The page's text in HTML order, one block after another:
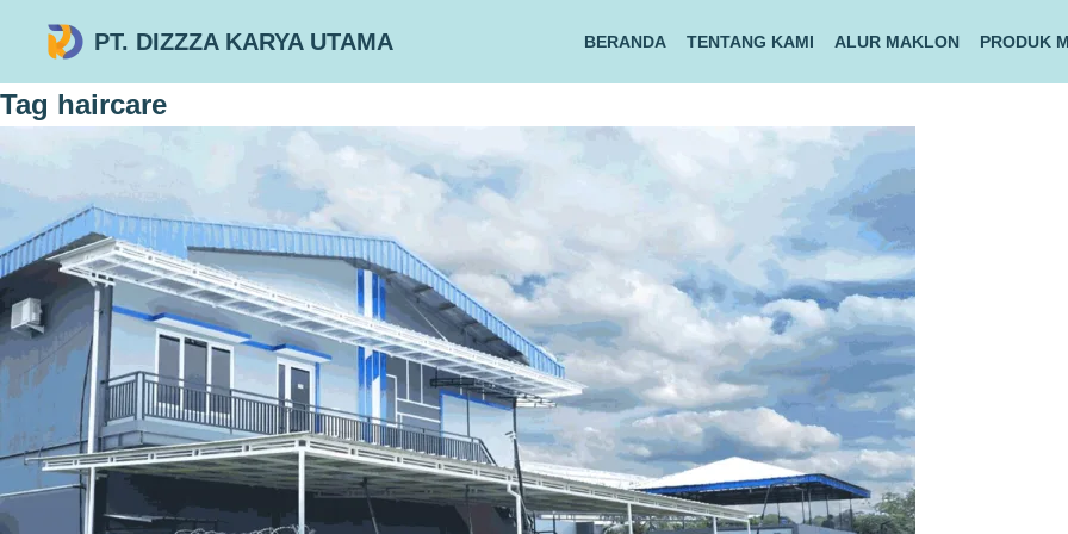
PT. DIZZZA KARYA UTAMA BERANDA TENTANG KAMI ALUR MAKLON PRODUK
Tag haircare